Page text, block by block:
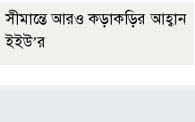
সীমান্তে আরও কড়াকড়ির আহ্বান
ইইউ’র